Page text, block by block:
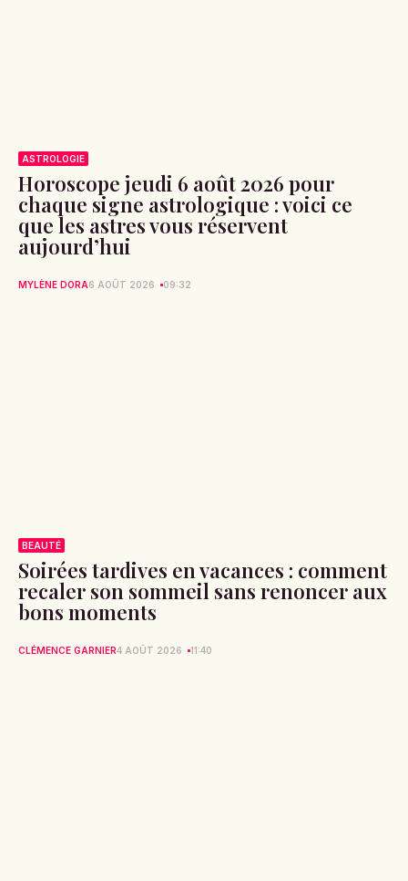
ASTROLOGIE
Horoscope jeudi 6 août 2026 pour
chaque signe astrologique : voici ce
que les astres vous réservent
aujourd’hui
MYLÈNE DORA6 AOÛT 2026 09:32
BEAUTÉ
Soirées tardives en vacances : comment
recaler son sommeil sans renoncer aux
bons moments
CLÉMENCE GARNIER4 AOÛT 2026 11:40